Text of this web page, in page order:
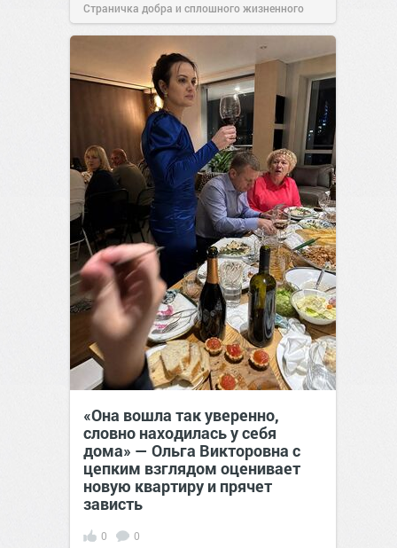
Страничка добра и сплошного жизненного
позитива!11:38Сегодня
«Она вошла так уверенно,
словно находилась у себя
дома» — Ольга Викторовна с
цепким взглядом оценивает
новую квартиру и прячет
зависть
0 0